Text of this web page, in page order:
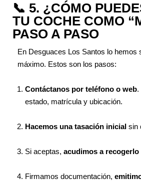
📞 5. ¿CÓMO
TU COCHE COMO
PASO A PASO
En Desguaces Los Santos lo hemos
máximo. Estos son los pasos:
Contáctanos por teléfono o web.
estado, matrícula y ubicación.
Hacemos una tasación inicial sin
Si aceptas, acudimos a recogerlo
Firmamos documentación,